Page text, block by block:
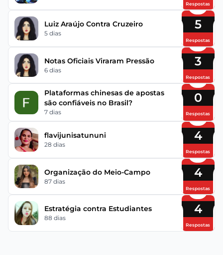
Respostas
Luiz Araújo Contra Cruzeiro
5 dias
5
Respostas
Notas Oficiais Viraram Pressão
6 dias
3
Respostas
Plataformas chinesas de apostas
são confiáveis no Brasil?
7 dias
0
Respostas
flavijunisatununi
28 dias
4
Respostas
Organização do Meio-Campo
87 dias
4
Respostas
Estratégia contra Estudiantes
88 dias
4
Respostas